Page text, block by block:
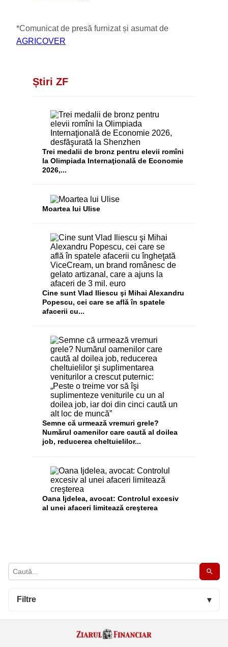
Filtre ▾
*Comunicat de presă furnizat și asumat de
AGRICOVER
Știri ZF
Trei medalii de bronz pentru elevii romîni
la Olimpiada Internaţională de Economie
2026,...
Moartea lui Ulise
Cine sunt Vlad Iliescu şi Mihai Alexandru
Popescu, cei care se află în spatele
afacerii cu...
Semne că urmează vremuri grele?
Numărul oamenilor care caută al doilea
job, reducerea cheltuielilor...
Oana Ijdelea, avocat: Controlul excesiv
al unei afaceri limitează creşterea